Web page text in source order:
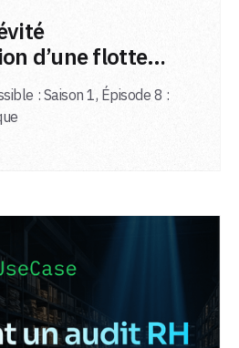
d’une flotte
: Saison 1, Épisode 8 :